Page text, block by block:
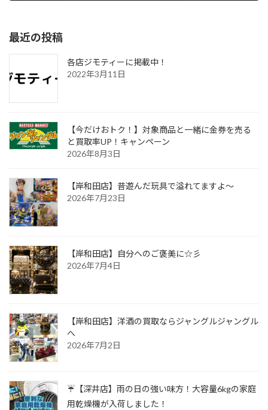
最近の投稿
各店ジモティーに掲載中！
2022年3月11日
【今だけおトク！】対象商品と一緒に金券を売る
と買取率UP！キャンペーン
2026年8月3日
【岸和田店】昔遊んだ玩具で溢れてますよ～
2026年7月23日
【岸和田店】自分へのご褒美に☆彡
2026年7月4日
【岸和田店】洋酒の買取ならジャングルジャングル
へ
2026年7月2日
☔【深井店】雨の日の強い味方！大容量6kgの家庭
用乾燥機が入荷しました！